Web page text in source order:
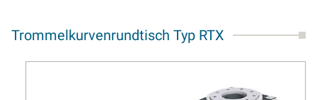
Trommelkurvenrundtisch Typ RTX